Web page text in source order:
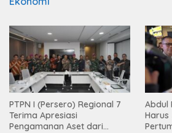
PTPN I (Persero) Regional 7
Terima Apresiasi
Pengamanan Aset dari
Abdul
Harus